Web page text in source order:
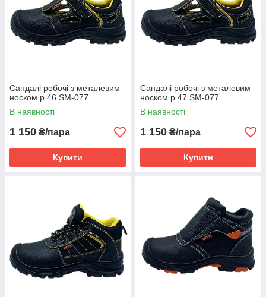
Сандалі робочі з металевим
носком р.46 SM-077
В наявності
1 150 ₴/пара
Купити
Сандалі робочі з металевим
носком р.47 SM-077
В наявності
1 150 ₴/пара
Купити